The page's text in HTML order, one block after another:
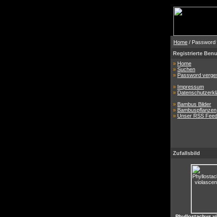
Home /
Registrierte
» Home
» Suchen
» Password
» Impressum
»
» Bambus Bilder
» Bambuspflanzen
» Unser RSS Feed
Zufallsbild